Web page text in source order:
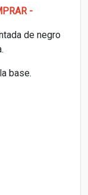
-
de negro
base.